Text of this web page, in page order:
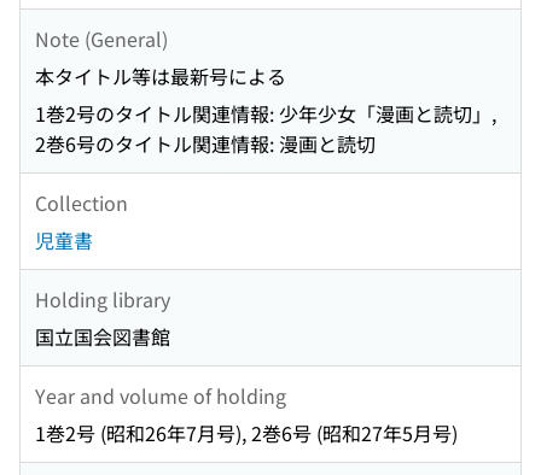
Note (General)
本タイトル等は最新号による
1巻2号のタイトル関連情報: 少年少女「漫画と読切」,
2巻6号のタイトル関連情報: 漫画と読切
Collection
児童書
Holding library
国立国会図書館
Year and volume of holding
1巻2号 (昭和26年7月号), 2巻6号 (昭和27年5月号)